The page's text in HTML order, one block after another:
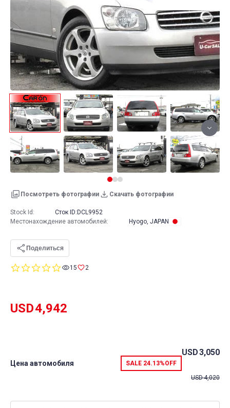
Посмотреть фотографии Скачать фотографии
0.015 2
USD4,942
Цена автомобиля SALE 24.13%OFF
USD3,050
USD4,020
Stock Id: Сток ID: DCL9952
Местонахождение автомобилей: Hyogo, JAPAN
Поделиться